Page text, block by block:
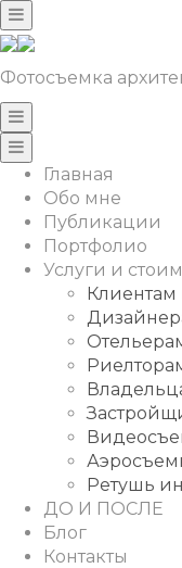
Фотосъемка
Главная
Обо мне
Публикации
Портфолио
Услуги и
Клиентам
Ретушь
ДО И ПОСЛЕ
Блог
Контакты